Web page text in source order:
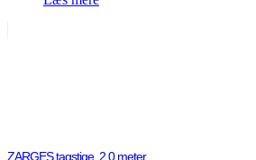
ZARGES tagstige, 2,0 meter